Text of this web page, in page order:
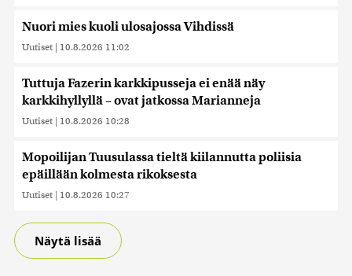
Nuori mies kuoli ulosajossa Vihdissä
Uutiset | 10.8.2026 11:02
Tuttuja Fazerin karkkipusseja ei enää näy
karkkihyllyllä – ovat jatkossa Marianneja
Uutiset | 10.8.2026 10:28
Mopoilijan Tuusulassa tieltä kiilannutta poliisia
epäillään kolmesta rikoksesta
Uutiset | 10.8.2026 10:27
Näytä lisää